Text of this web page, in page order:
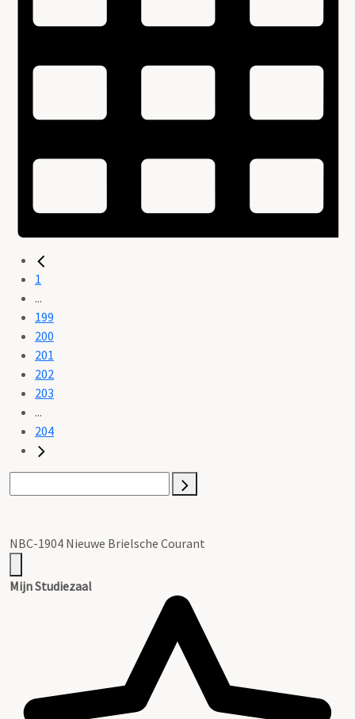
1
...
199
200
201
202
203
...
204
NBC-1904 Nieuwe Brielsche Courant
Mijn Studiezaal